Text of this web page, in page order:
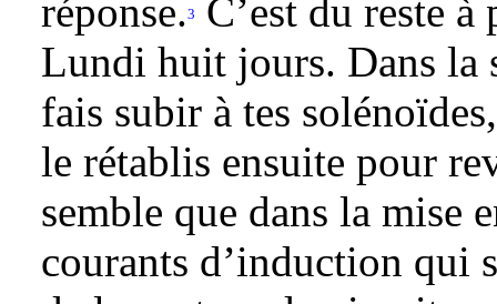
réponse.3
C’est du reste
Lundi huit jours. Dans la
fais subir à tes
le rétablis ensuite pour
semble que dans la mise
courants d’induction qui